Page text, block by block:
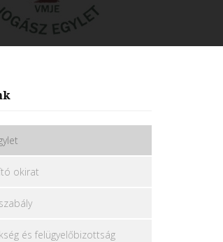
okirat
és felügyelőbizottság